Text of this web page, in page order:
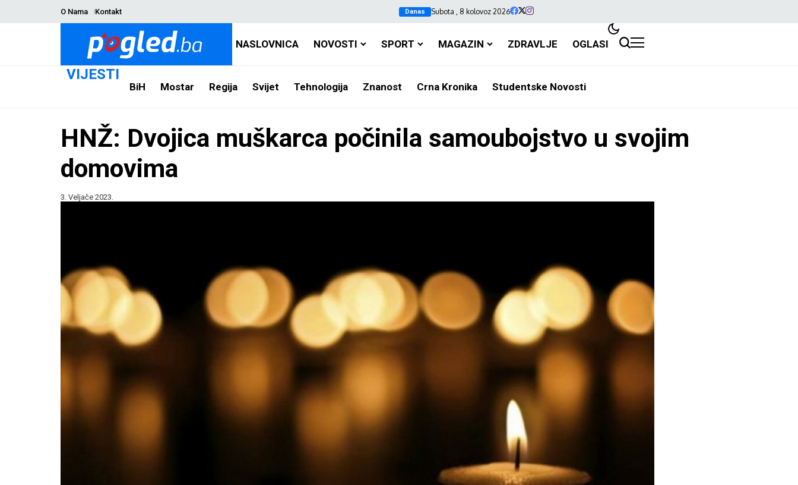
O Nama Kontakt Danas Subota , 8 kolovoz 2026
NASLOVNICA NOVOSTI SPORT MAGAZIN ZDRAVLJE OGLASI
VIJESTI
BiH Mostar Regija Svijet Tehnologija Znanost Crna Kronika Studentske Novosti
HNŽ: Dvojica muškarca počinila samoubojstvo u svojim
domovima
3. Veljače 2023.